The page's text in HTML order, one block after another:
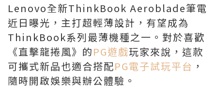
Lenovo全新ThinkBook Aeroblade筆電
近日曝光，主打超輕薄設計，有望成為
ThinkBook系列最薄機種之一。對於喜歡
《直擊龍捲風》的PG遊戲玩家來說，這款
可攜式新品也適合搭配PG電子試玩平台 ，
隨時開啟娛樂與辦公體驗。